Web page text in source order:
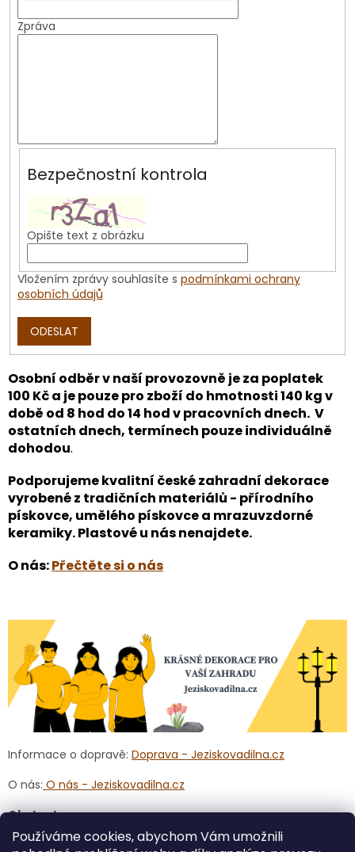
Používáme cookies, abychom Vám umožnili
Zpráva
Bezpečnostní kontrola
Opište text z obrázku
Vložením zprávy souhlasíte s podmínkami ochrany
osobních údajů
ODESLAT
Osobní odběr v naší provozovně je za poplatek
100 Kč a je pouze pro zboží do hmotnosti 140 kg v
době od 8 hod do 14 hod v pracovních dnech. V
ostatních dnech, termínech pouze individuálně
dohodou.
Podporujeme kvalitní české zahradní dekorace
vyrobené z tradičních materiálů - přírodního
pískovce, umělého pískovce a mrazuvzdorné
keramiky. Plastové u nás nenajdete.
O nás:Přečtěte si o nás
Informace o dopravě: Doprava - Jeziskovadilna.cz
O nás: O nás - Jeziskovadilna.cz
Obchod:
Veškeré kategorie